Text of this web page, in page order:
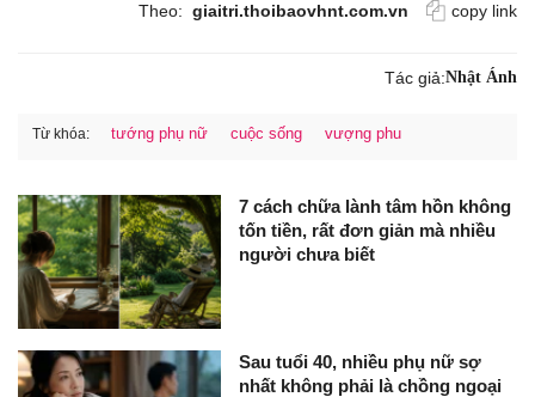
Theo: giaitri.thoibaovhnt.com.vn copy link
Tác giả:Nhật Ánh
Từ khóa: tướng phụ nữ cuộc sống vượng phu
7 cách chữa lành tâm hồn không
tốn tiền, rất đơn giản mà nhiều
người chưa biết
Sau tuổi 40, nhiều phụ nữ sợ
nhất không phải là chồng ngoại